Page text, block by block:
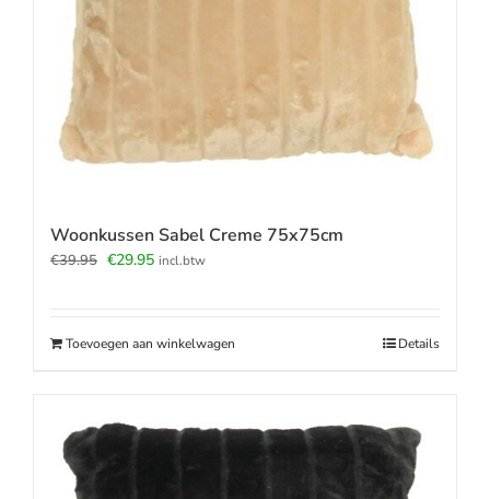
Woonkussen Sabel Creme 75x75cm
€39.95 Oorspronkelijke
€29.95Huidige
incl.btw
Toevoegen aan winkelwagen Details